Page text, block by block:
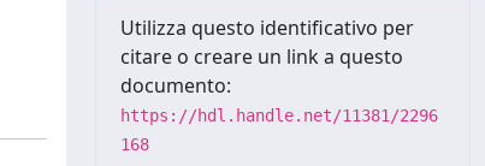
Utilizza questo identificativo per
citare o creare un link a questo
documento:
https://hdl.handle.net/11381/2296
168